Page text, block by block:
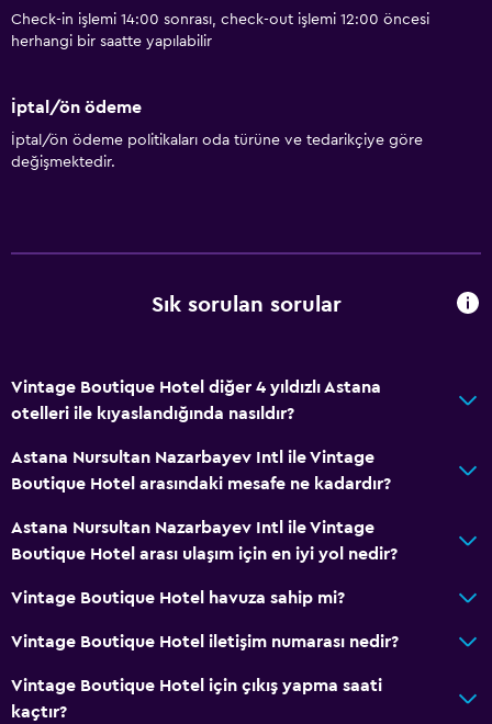
Check-in işlemi 14:00 sonrası, check-out işlemi 12:00 öncesi
herhangi bir saatte yapılabilir
İptal/ön ödeme
İptal/ön ödeme politikaları oda türüne ve tedarikçiye göre
değişmektedir.
Sık sorulan sorular
Vintage Boutique Hotel diğer 4 yıldızlı Astana
otelleri ile kıyaslandığında nasıldır?
Astana Nursultan Nazarbayev Intl ile Vintage
Boutique Hotel arasındaki mesafe ne kadardır?
Astana Nursultan Nazarbayev Intl ile Vintage
Boutique Hotel arası ulaşım için en iyi yol nedir?
Vintage Boutique Hotel havuza sahip mi?
Vintage Boutique Hotel iletişim numarası nedir?
Vintage Boutique Hotel için çıkış yapma saati
kaçtır?